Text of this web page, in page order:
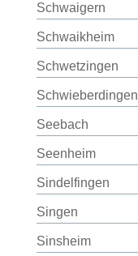
Schwaigern
Schwaikheim
Schwetzingen
Schwieberdingen
Seebach
Seenheim
Sindelfingen
Singen
Sinsheim